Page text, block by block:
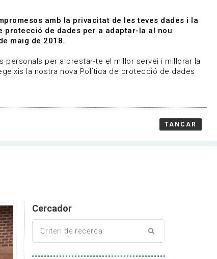
Contacte
Cercador
amb la privacitat de les teves dades i la
de dades per a adaptar-la al nou
maig de 2018.
per a prestar-te el millor servei i millorar la
la nostra nova Política de protecció de dades
TANCAR